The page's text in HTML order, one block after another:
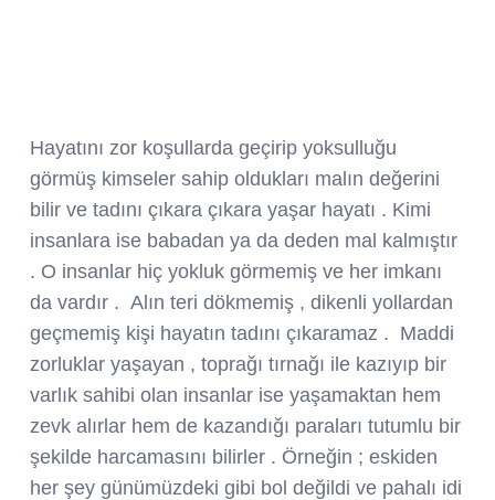
Hayatını zor koşullarda geçirip yoksulluğu
görmüş kimseler sahip oldukları malın değerini
bilir ve tadını çıkara çıkara yaşar hayatı . Kimi
insanlara ise babadan ya da deden mal kalmıştır
. O insanlar hiç yokluk görmemiş ve her imkanı
da vardır . Alın teri dökmemiş , dikenli yollardan
geçmemiş kişi hayatın tadını çıkaramaz . Maddi
zorluklar yaşayan , toprağı tırnağı ile kazıyıp bir
varlık sahibi olan insanlar ise yaşamaktan hem
zevk alırlar hem de kazandığı paraları tutumlu bir
şekilde harcamasını bilirler . Örneğin ; eskiden
her şey günümüzdeki gibi bol değildi ve pahalı idi